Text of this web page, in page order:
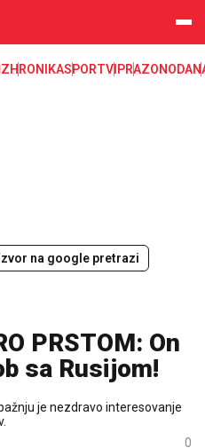
HRONIKASPORTVIPRAZONODA
na google pretrazi
PRSTOM: On
sa Rusijom!
je nezdravo interesovanje
0